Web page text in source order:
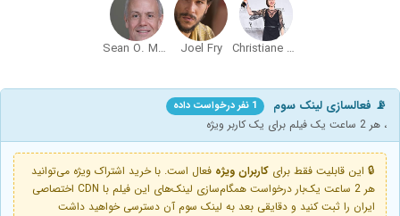
Christiane Paul
Joel Fry
Sean O. McGuiness
📡 فعالسازی لینک سوم 1 نفر درخواست داده
، هر 2 ساعت یک فیلم برای یک کاربر ویژه
🔒 این قابلیت فقط برای کاربران ویژه فعال است. با خرید اشتراک ویژه می‌توانید
هر 2 ساعت یک‌بار درخواست همگام‌سازی لینک‌های این فیلم با CDN اختصاصی
ایران را ثبت کنید و دقایقی بعد به لینک سوم آن دسترسی خواهید داشت